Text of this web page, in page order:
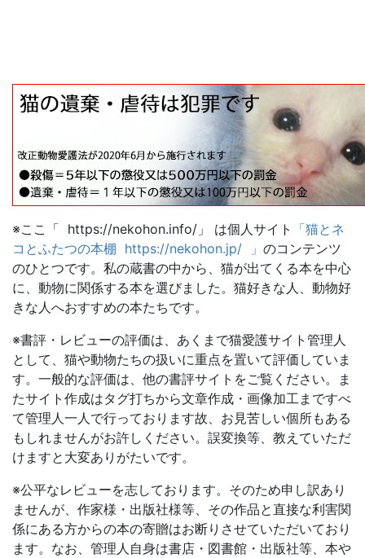
※ここ「 https://nekohon.info/」 は個人サイト
「猫とネ
コとふたつの本棚 https://nekohon.jp/ 」 のコンテンツ
のひとつです。私の蔵書の中から、猫が出てくる本を中心
に、動物に関係する本を選びました。猫好きな人、動物好
きな人へおすすめの本たちです。
※書評・レビューの評価は、あくまで猫愛護サイト管理人
として、猫や動物たちの扱いに重点を置いて評価していま
す。一般的な評価は、他の書評サイトをご覧ください。ま
たサイト作成はタグ打ちから文章作成・画像加工まですべ
て管理人一人で行っております故、お見苦しい個所もある
もしれませんがお許しください。誤変換等、教えていただ
けますと大変ありがたいです。
※公平なレビューを志しております。そのため申し訳あり
ませんが、作家様・出版社様等、その作品と直接な利害関
係にある方からの本の寄贈はお断りさせていただいており
ます。なお、管理人自身は書店・図書館・出版社等、本や